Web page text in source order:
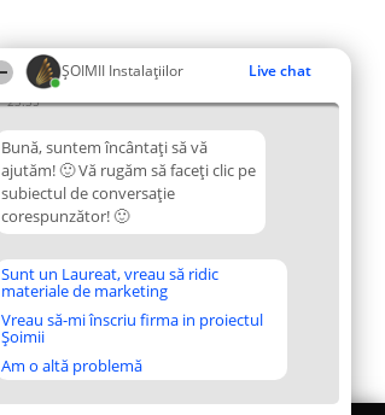
ŞOIMII Instalaţiilor Live chat
23:35
Bună, suntem încântați să vă
ajutăm! 🙂 Vă rugăm să faceți clic pe
subiectul de conversație
corespunzător! 🙂
Sunt un Laureat, vreau să ridic
materiale de marketing
Vreau să-mi înscriu firma in proiectul
Șoimii
Am o altă problemă